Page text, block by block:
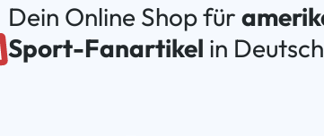
Dein Online Shop für
Sport-Fanartikel in